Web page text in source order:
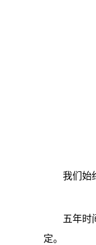
我们始
五年时
定。